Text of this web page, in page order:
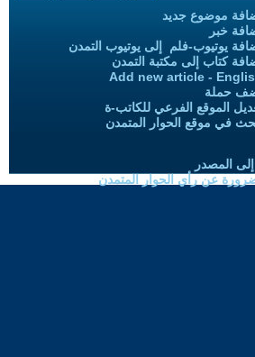
موضوع جديد
خبر
يوتيوب-فلم إلى يوتيوب التمدن
كتاب إلى مكتبة التمدن
Add new article -
حملة
الموقع الفرعي للكاتب-ة
في موقع الحوار المتمدن
المصدر
عن رأي الحوار المتمدن